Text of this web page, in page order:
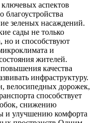
аспектов
благоустройства
зеленых насаждений.
сады не только
и способствуют
и
жителей.
качества
инфраструктуру.
велосипедных дорожек,
способствует
снижению
и улучшению комфорта